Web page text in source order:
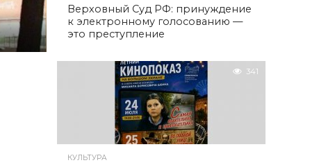
Верховный Суд РФ: принуждение
к электронному голосованию —
это преступление
341
КУЛЬТУРА